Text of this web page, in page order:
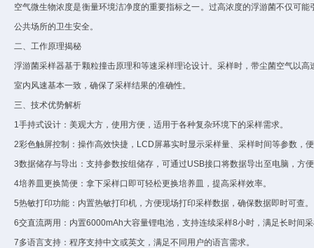
空气微生物浓度是衡量环境洁净度的重要指标之一。过高浓度的浮游菌不仅可
公共场所的卫生安全。
二、工作原理揭秘
浮游菌采样器基于颗粒撞击原理和等速采样理论设计。采样时，带尘菌空气以
室内风速基本一致，确保了采样结果的准确性。
三、技术优势解析
1手持式设计：美观大方，使用方便，适用于各种复杂环境下的采样需求。
2彩色触屏控制：操作高效快捷， LCD屏幕实时显示采样量、采样时间等参数，
3数据储存与导出：支持参数按组储存，可通过USB接口将数据导出至电脑，方
4培养皿更换简便：拿下采样口即可轻松更换培养皿，提高采样效率。
5热敏打印功能：内置热敏打印机，方便现场打印采样数据，确保数据即时可查。
6交直流两用：内置6000mAh大容量锂电池，支持连续采样8小时，满足长时间
7多语言支持：程序支持中文或英文，满足不同用户的语言需求。